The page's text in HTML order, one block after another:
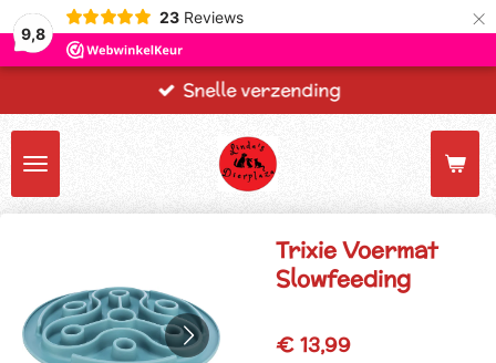
9,8
23 Reviews ×
Snelle verzending
Trixie Voermat
Slowfeeding
€ 13,99